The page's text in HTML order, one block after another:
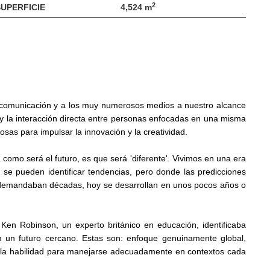
4,524 m2
y a los muy numerosos medios a nuestro alcance
interacción directa entre personas enfocadas en una misma
para impulsar la innovación y la creatividad.
será el futuro, es que será 'diferente'. Vivimos en una era
pueden identificar tendencias, pero donde las predicciones
décadas, hoy se desarrollan en unos pocos años o
Robinson, un experto británico en educación, identificaba
futuro cercano. Estas son: enfoque genuinamente global,
habilidad para manejarse adecuadamente en contextos cada